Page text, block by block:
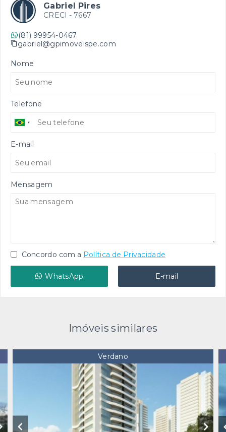
Gabriel Pires
CRECI - 7667
(81) 99954-0467
gabriel@gpimoveispe.com
Nome
Telefone
E-mail
Mensagem
Concordo com a Política de Privacidade
WhatsApp E-mail
Imóveis similares
Verdano